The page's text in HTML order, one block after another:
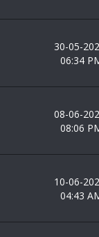
30-05-
06:34
08-06-
08:06
10-06-
04:43